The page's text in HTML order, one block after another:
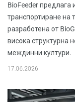
BioFeeder предлага
транспортиране на
разработена от
висока структурна
междинни култури.
17.06.2026